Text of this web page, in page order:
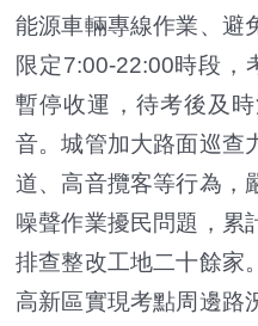
能源車輛專線作業、避
限定7:00-22:00時段，
暫停收運，待考後及
音。城管加大路面巡查
道、高音攬客等行為，
噪聲作業擾民問題，累
排查整改工地二十餘家
高新區實現考點周邊路